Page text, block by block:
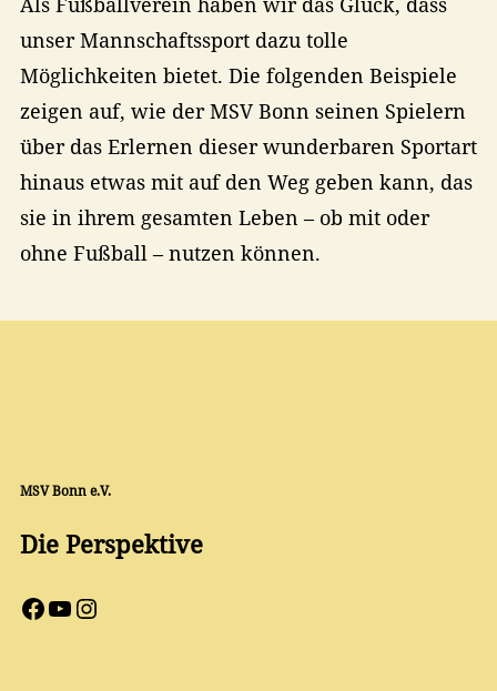
unser Mannschaftssport dazu tolle
Möglichkeiten bietet. Die folgenden Beispiele
zeigen auf, wie der MSV Bonn seinen Spielern
über das Erlernen dieser wunderbaren Sportart
hinaus etwas mit auf den Weg geben kann, das
sie in ihrem gesamten Leben – ob mit oder
ohne Fußball – nutzen können.
MSV Bonn e.V.
Die Perspektive
Facebook YouTube Instagram